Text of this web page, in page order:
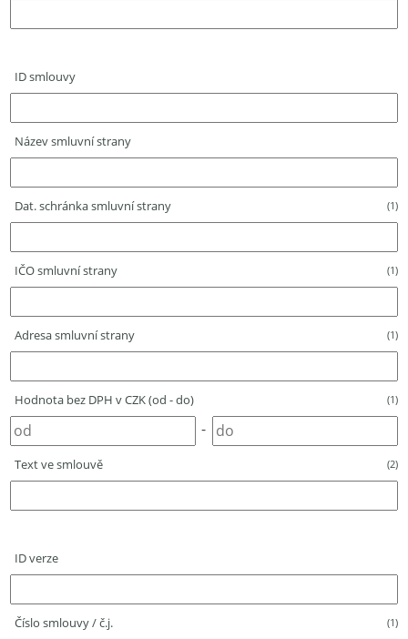
ID smlouvy
Název smluvní strany
Dat. schránka smluvní strany (1)
IČO smluvní strany (1)
Adresa smluvní strany (1)
Hodnota bez DPH v CZK (od - do) (1)
-
Text ve smlouvě (2)
ID verze
Číslo smlouvy / č.j. (1)